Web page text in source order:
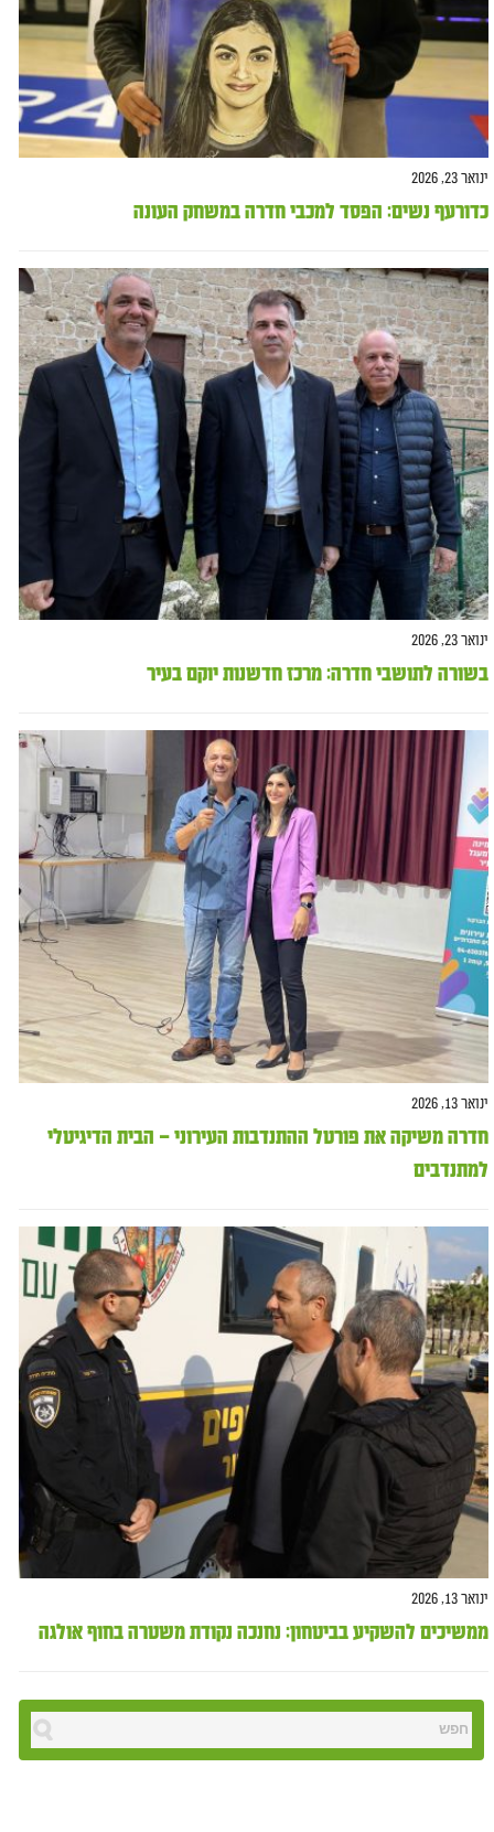
ינואר 23, 2026
כדורעף נשים: הפסד למכבי חדרה במשחק העונה
ינואר 23, 2026
בשורה לתושבי חדרה: מרכז חדשנות יוקם בעיר
ינואר 13, 2026
חדרה משיקה את פורטל ההתנדבות העירוני – הבית הדיגיטלי
למתנדבים
ינואר 13, 2026
ממשיכים להשקיע בביטחון: נחנכה נקודת משטרה בחוף אולגה